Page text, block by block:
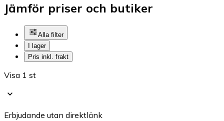
Jämför priser och butiker
Alla filter
I lager
Pris inkl. frakt
Visa 1 st
Erbjudande utan direktlänk